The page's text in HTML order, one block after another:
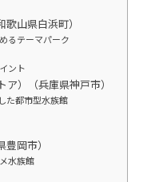
山県白浜町）
るテーマパーク
ント
）（兵庫県神戸市）
た都市型水族館
岡市）
水族館